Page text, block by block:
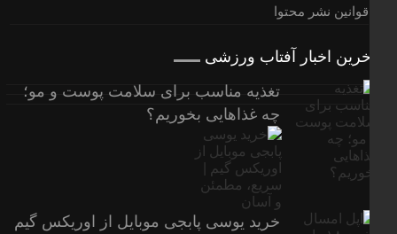
قوانین نشر محتوا
اخبار آفتاب ورزشی
تغذیه مناسب برای سلامت پوست و مو؛
چه غذاهایی بخوریم؟
خرید یوسی پابجی موبایل از اوریکس گیم